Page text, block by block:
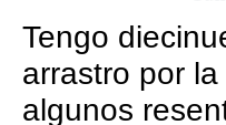
Tengo
arrastro por
algunos